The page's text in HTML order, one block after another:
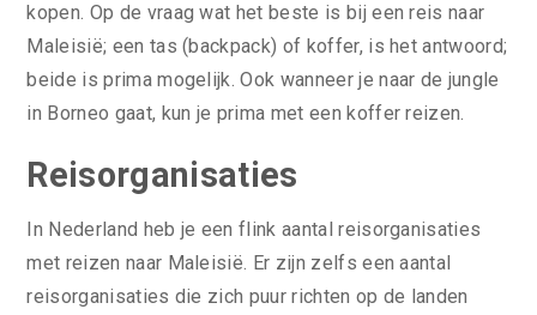
kopen. Op de vraag wat het beste is bij een reis naar
Maleisië; een tas (backpack) of koffer, is het antwoord;
beide is prima mogelijk. Ook wanneer je naar de jungle
in Borneo gaat, kun je prima met een koffer reizen.
Reisorganisaties
In Nederland heb je een flink aantal reisorganisaties
met reizen naar Maleisië. Er zijn zelfs een aantal
reisorganisaties die zich puur richten op de landen